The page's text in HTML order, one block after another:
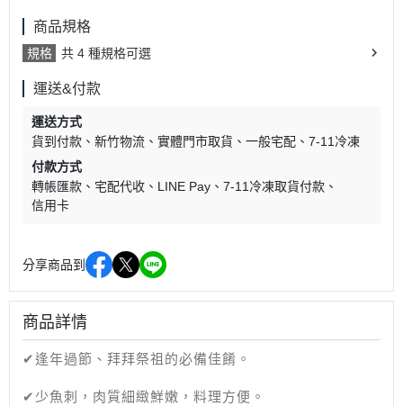
商品規格
規格 共 4 種規格可選
運送&付款
運送方式
貨到付款
新竹物流 實體門市取貨 一般宅配
7-11冷凍
付款方式
轉帳匯款
宅配代收 LINE Pay
7-11冷凍取貨付款
信用卡
分享商品到
商品詳情
✔逢年過節、拜拜祭祖的必備佳餚。
✔少魚刺，肉質細緻鮮嫩，料理方便。